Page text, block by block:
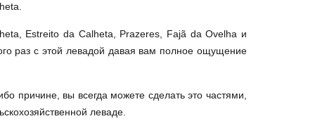
Estreito da Calheta, Prazeres, Fajã da Ovelha и
раз с этой левадой давая вам полное ощущение
причине, вы всегда можете сделать это частями,
леваде.